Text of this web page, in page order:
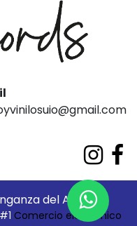
del Análogo
Comercio electrónico